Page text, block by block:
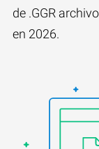
de .GGR
en 2026.